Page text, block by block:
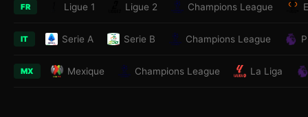
FR Ligue 1 Ligue 2 Champions League
IT Serie A Serie B Champions League
MX Mexique Champions League La Liga